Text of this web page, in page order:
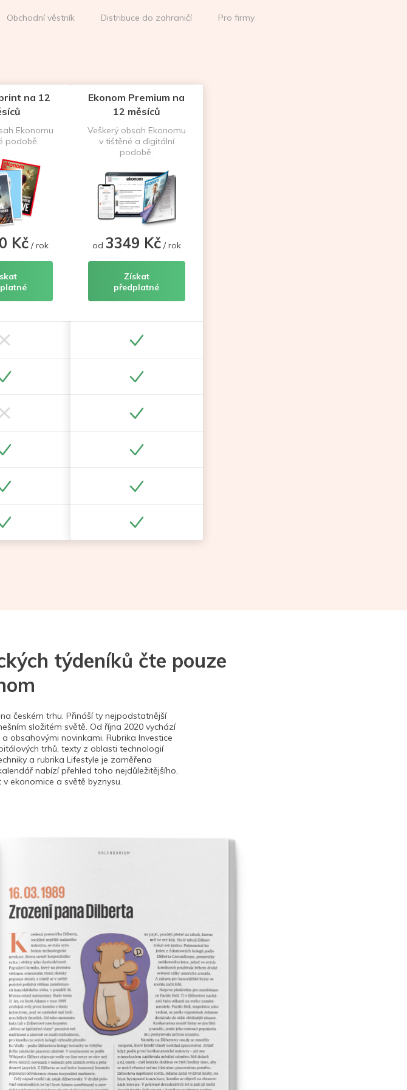
Obchodní věstník Distribuce do zahraničí Pro firmy
na 12
Ekonomu
podobě.
Kč/ rok
Ekonom Premium na
12 měsíců
Veškerý obsah Ekonomu
v tištěné a digitální
podobě.
od 3349 Kč/ rok
Získat
předplatné
týdeníků čte pouze
českém trhu. Přináší ty nejpodstatnější
složitém světě. Od října 2020 vychází
obsahovými novinkami. Rubrika Investice
trhů, texty z oblasti technologií
a rubrika Lifestyle je zaměřena
nabízí přehled toho nejdůležitějšího,
ekonomice a světě byznysu.